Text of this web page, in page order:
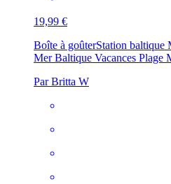
19,99 €
Boîte à goûterStation baltique
Mer Baltique Vacances Plage
Par Britta W